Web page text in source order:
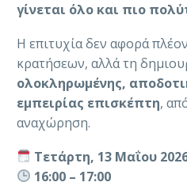
γίνεται όλο και πιο
Η επιτυχία δεν αφορά
κρατήσεων, αλλά τη
ολοκληρωμένης,
εμπειρίας επισκέπτη,
αναχώρηση.
Τετάρτη, 13 Μαΐου
16:00 – 17:00